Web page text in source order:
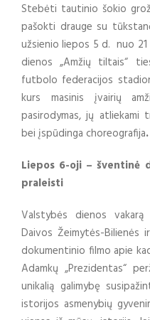
Stebėti tautinio šokio
pašokti drauge su
užsienio liepos 5 d. nuo 21
dienos „Amžių tiltais“
futbolo federacijos
kurs masinis įvairių
pasirodymas, jų atliekami
bei įspūdinga choreografija.
Liepos 6-oji – šventinė
praleisti
Valstybės dienos vakarą
Daivos Žeimytės-Bilienės
dokumentinio filmo apie
Adamkų „Prezidentas“
unikalią galimybę
istorijos asmenybių